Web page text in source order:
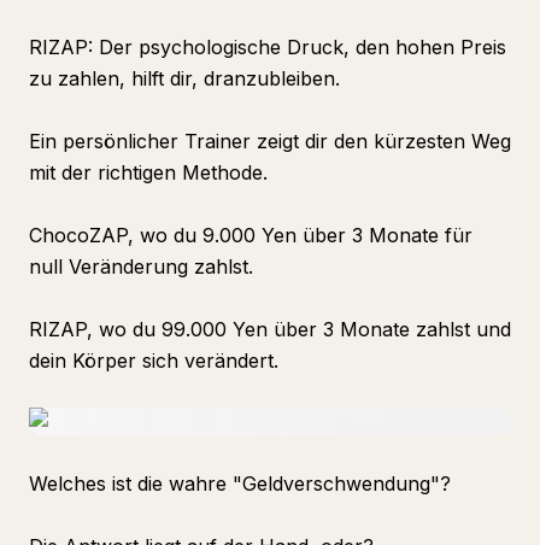
RIZAP: Der psychologische Druck, den hohen Preis
zu zahlen, hilft dir, dranzubleiben.
Ein persönlicher Trainer zeigt dir den kürzesten Weg
mit der richtigen Methode.
ChocoZAP, wo du 9.000 Yen über 3 Monate für
null Veränderung zahlst.
RIZAP, wo du 99.000 Yen über 3 Monate zahlst und
dein Körper sich verändert.
Welches ist die wahre "Geldverschwendung"?